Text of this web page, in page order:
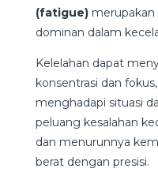
(fatigue)merupakan
dominan dalam
Kelelahan dapat
konsentrasi dan
menghadapi situasi
peluang kesalahan
dan menurunnya
berat dengan presisi.